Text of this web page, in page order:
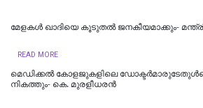
മേളകൾ ഖാദിയെ കൂടുതൽ ജനകീയമാക്കും-
READ MORE
മെഡിക്കല്‍ കോളജുകളിലെ
നികത്തും- കെ. മുരളീധരന്‍